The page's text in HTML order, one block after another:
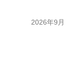
2026年9月